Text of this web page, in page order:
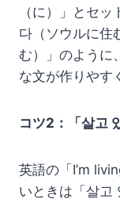
（に）」とセ
다（ソウルに住
む）」のように
な文が作りやす
コツ2：「살고
英語の「I’m
いときは「살고